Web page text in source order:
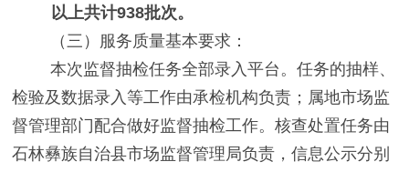
以上共计938批次。
（三） 服务质量基本要求：
本次监督抽检任务全部录入平台。任务的抽样、
检验及数据录入等工作由承检机构负责； 属地市场监
督管理部门配合做好监督抽检工作。核查处置任务由
石林彝族自治县市场监督管理局负责，信息公示分别